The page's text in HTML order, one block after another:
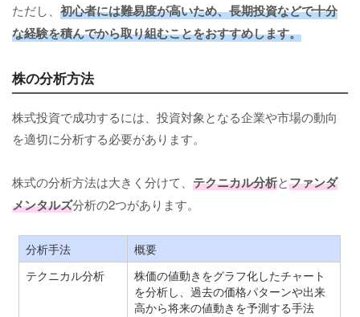
ただし、 初心者には難易度が高いため、長期投資などで十分
な経験を積んでから取り組むことをおすすめします。
株の分析方法
株式投資で成功するには、投資対象となる企業や市場の動向
を適切に分析する必要があります。
株式の分析方法は大きく分けて、 テクニカル分析とファンダ
メンタルズ分析の2つがあります。
分析手法
概要
テクニカル分析
株価の値動きをグラフ化したチャート
を分析し、過去の価格パターンや出来
高から将来の値動きを予測する手法